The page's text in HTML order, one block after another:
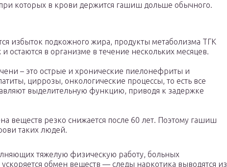
которых в крови держится гашиш дольше обычного.
избыток подкожного жира, продукты метаболизма TГК
остаются в организме в течение нескольких месяцев.
– это острые и хронические пиелонефриты и
циррозы, онкологические процессы, то есть все
выделительную функцию, приводя к задержке
веществ резко снижается после 60 лет. Поэтому гашиш
таких людей.
тяжелую физическую работу, больных
обмен веществ — следы наркотика выводятся из